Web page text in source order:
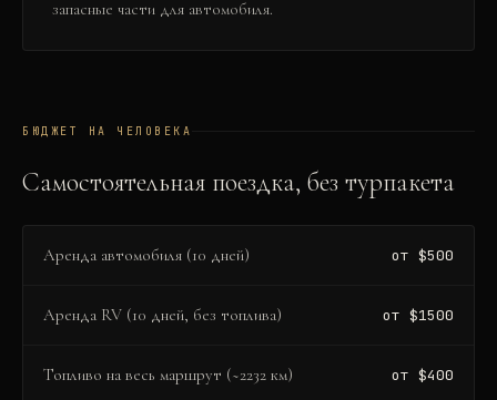
запасные части для автомобиля.
БЮДЖЕТ НА ЧЕЛОВЕКА
Самостоятельная поездка, без турпакета
Аренда автомобиля (10 дней) от $500
Аренда RV (10 дней, без топлива) от $1500
Топливо на весь маршрут (~2232 км) от $400